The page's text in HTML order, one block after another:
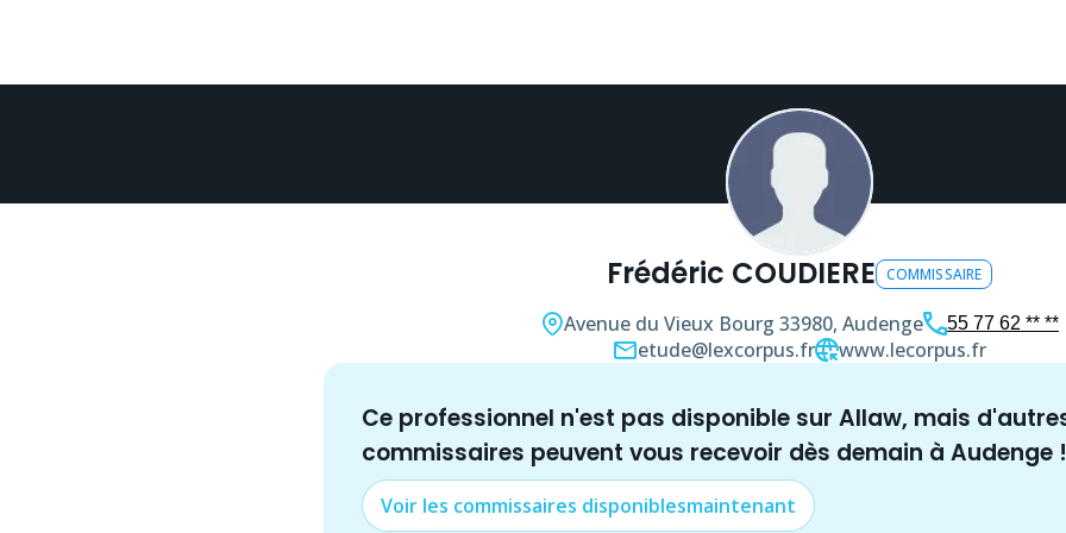
Frédéric COUDIERE COMMISSAIRE
Avenue du Vieux Bourg 33980, Audenge 55 77 62 ** **
etude@lexcorpus.fr www.lecorpus.fr
Ce professionnel n'est pas disponible sur Allaw, mais
commissaires peuvent vous recevoir dès demain à Audenge !
Voir les commissaires disponiblesmaintenant